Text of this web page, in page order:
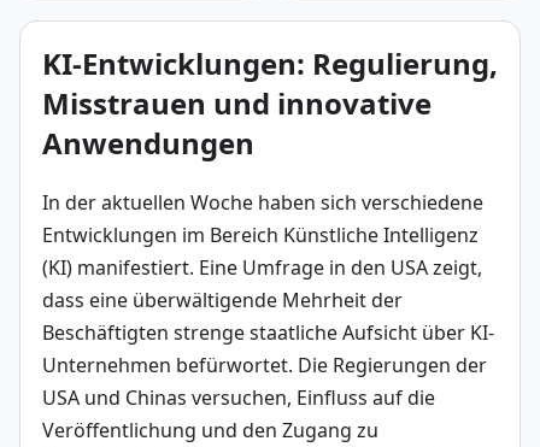
KI-Entwicklungen: Regulierung,
Misstrauen und innovative
Anwendungen
In der aktuellen Woche haben sich verschiedene
Entwicklungen im Bereich Künstliche Intelligenz
(KI) manifestiert. Eine Umfrage in den USA zeigt,
dass eine überwältigende Mehrheit der
Beschäftigten strenge staatliche Aufsicht über KI-
Unternehmen befürwortet. Die Regierungen der
USA und Chinas versuchen, Einfluss auf die
Veröffentlichung und den Zugang zu